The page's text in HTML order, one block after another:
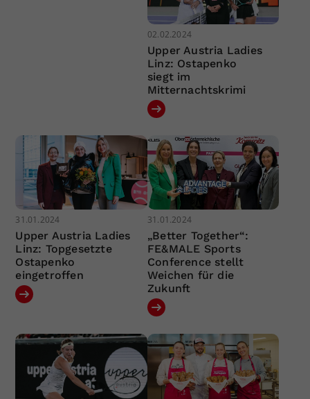
02.02.2024
Upper Austria Ladies
Linz: Ostapenko
siegt im
Mitternachtskrimi
31.01.2024
Upper Austria Ladies
Linz: Topgesetzte
Ostapenko
eingetroffen
31.01.2024
„Better Together“:
FE&MALE Sports
Conference stellt
Weichen für die
Zukunft